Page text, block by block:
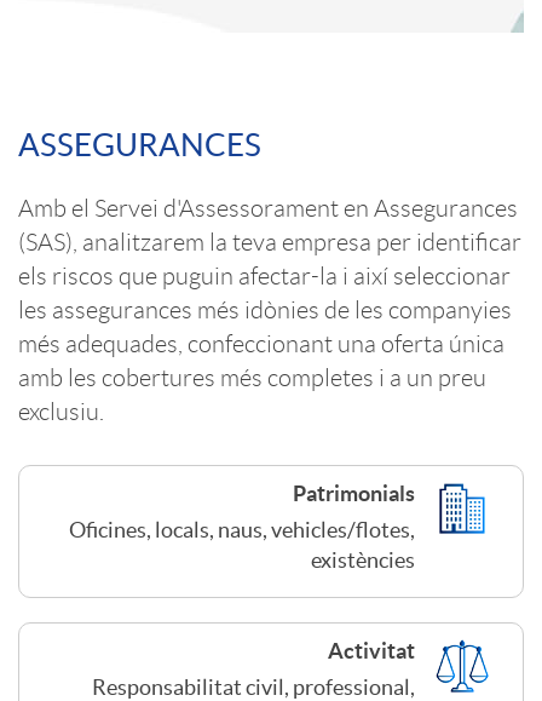
c
i
o
n
E
p
o
n
t
e
n
i
d
ASSEGURANCES
Amb el Servei d'Assessorament en Assegurances
(SAS), analitzarem la teva empresa per identificar
els riscos que puguin afectar-la i així seleccionar
les assegurances més idònies de les companyies
més adequades, confeccionant una oferta única
amb les cobertures més completes i a un preu
exclusiu.
Patrimonials
Oficines, locals, naus, vehicles/flotes,
existències
Activitat
Responsabilitat civil, professional,